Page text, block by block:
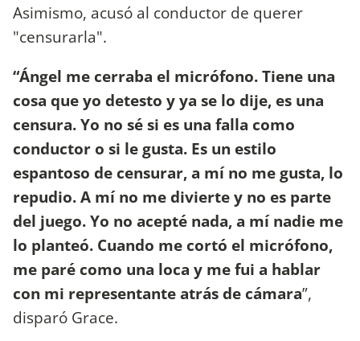
Asimismo, acusó al conductor de querer
"censurarla".
“Ángel me cerraba el micrófono. Tiene una
cosa que yo detesto y ya se lo dije, es una
censura. Yo no sé si es una falla como
conductor o si le gusta. Es un estilo
espantoso de censurar, a mí no me gusta, lo
repudio. A mí no me divierte y no es parte
del juego. Yo no acepté nada, a mí nadie me
lo planteó. Cuando me cortó el micrófono,
me paré como una loca y me fui a hablar
con mi representante atrás de cámara”,
disparó Grace.